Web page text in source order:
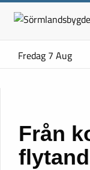
Fredag 7 Aug
Från